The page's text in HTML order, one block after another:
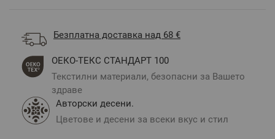
Безплатна доставка над 68 €
ОЕКО-ТЕКС СТАНДАРТ 100
Текстилни материали, безопасни за Вашето
здраве
Авторски десени.
Цветове и десени за всеки вкус и стил